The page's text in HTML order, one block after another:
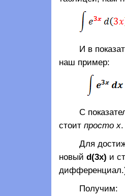
И в
наш пример:
С
стоит просто х.
Для
новый d(3х) и
Получим: